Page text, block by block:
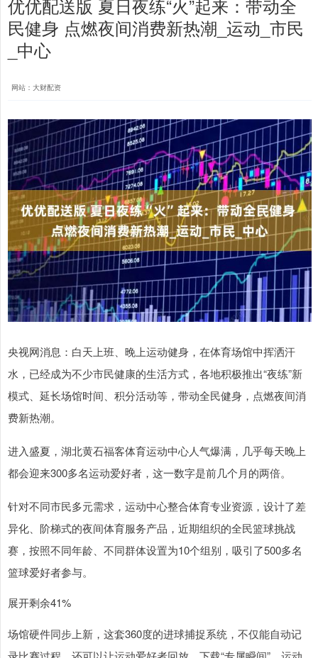
优优配送版 夏日夜练“火”起来：带动全
民健身 点燃夜间消费新热潮_运动_市民
_中心
网站：大财配资
央视网消息：白天上班、晚上运动健身，在体育场馆中挥洒汗
水，已经成为不少市民健康的生活方式，各地积极推出“夜练”新
模式、延长场馆时间、积分活动等，带动全民健身，点燃夜间消
费新热潮。
进入盛夏，湖北黄石福客体育运动中心人气爆满，几乎每天晚上
都会迎来300多名运动爱好者，这一数字是前几个月的两倍。
针对不同市民多元需求，运动中心整合体育专业资源，设计了差
异化、阶梯式的夜间体育服务产品，近期组织的全民篮球挑战
赛，按照不同年龄、不同群体设置为10个组别，吸引了500多名
篮球爱好者参与。
展开剩余41%
场馆硬件同步上新，这套360度的进球捕捉系统，不仅能自动记